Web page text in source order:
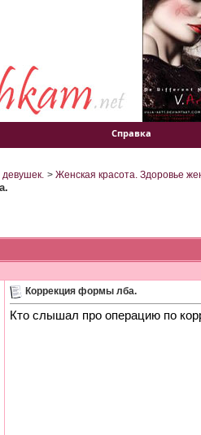
Справка
> Женская красота. Здоровье
Коррекция формы лба.
Кто слышал про операцию по